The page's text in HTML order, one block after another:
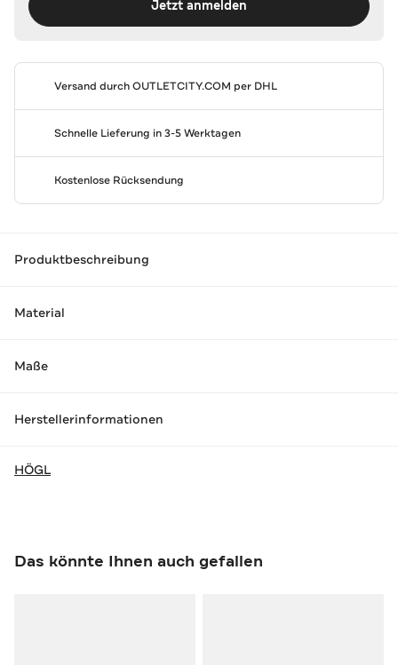
Jetzt anmelden
Versand durchOUTLETCITY.COM per DHL
Schnelle Lieferung in 3-5 Werktagen
Kostenlose Rücksendung
Produktbeschreibung
Material
Maße
Herstellerinformationen
HÖGL
Das könnte Ihnen auch gefallen